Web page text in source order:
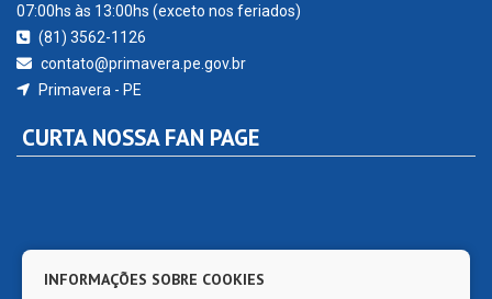
07:00hs às 13:00hs (exceto nos feriados)
(81) 3562-1126
contato@primavera.pe.gov.br
Primavera - PE
CURTA NOSSA FAN PAGE
INFORMAÇÕES SOBRE COOKIES